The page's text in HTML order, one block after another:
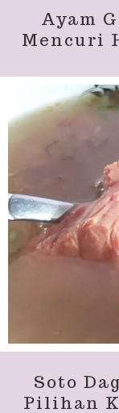
Ayam
Mencuri
Soto
Pilihan